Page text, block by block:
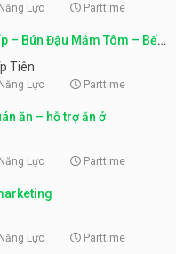
Lực Parttime
– Bún Đậu Mắm Tôm – Bếp
Tiên
Lực Parttime
ăn – hỗ trợ ăn ở
Lực Parttime
Lực Parttime